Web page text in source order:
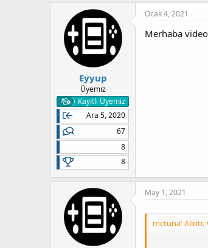
Eyyup
Üyemiz
Kayıtlı Üyemiz
Ara 5, 2020
67
8
8
Ocak 4, 2021
Merhaba
May 1, 2021
mctuna' Alıntı: